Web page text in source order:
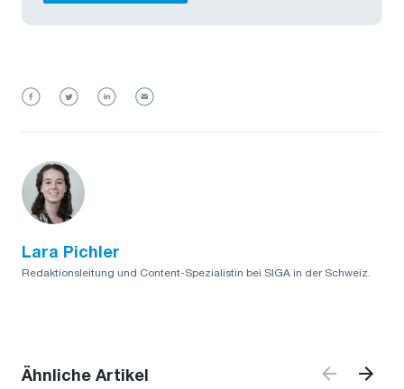
Lara Pichler
Redaktionsleitung und Content-Spezialistin bei SIGA in der Schweiz.
Ähnliche Artikel